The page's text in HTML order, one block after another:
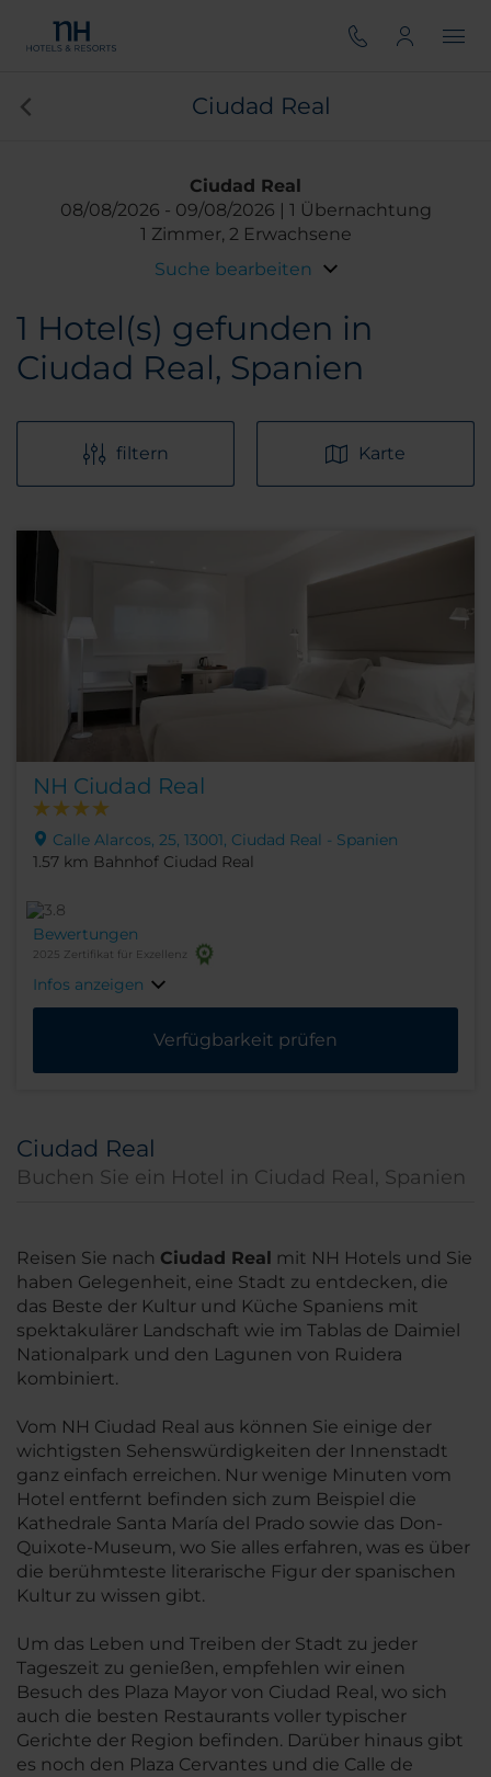
Ciudad Real
Ciudad Real
08/08/2026
09/08/2026
1 Übernachtung
1 Zimmer, 2 Erwachsene
Suche bearbeiten
1 Hotel(s) gefunden in
Ciudad Real, Spanien
filtern Karte
NH Ciudad Real
Calle Alarcos, 25, 13001, Ciudad Real - Spanien
1.57 km Bahnhof Ciudad Real
Bewertungen
2025 Zertifikat für Exzellenz
Infos anzeigen
Verfügbarkeit prüfen
Ciudad Real
Buchen Sie ein Hotel in Ciudad Real, Spanien
Reisen Sie nach Ciudad Real
mit NH Hotels und Sie
haben Gelegenheit, eine Stadt zu entdecken, die
das Beste der Kultur und Küche Spaniens mit
spektakulärer Landschaft wie im Tablas de Daimiel
Nationalpark und den Lagunen von Ruidera
kombiniert.
Vom NH Ciudad Real aus können Sie einige der
wichtigsten Sehenswürdigkeiten der Innenstadt
ganz einfach erreichen. Nur wenige Minuten vom
Hotel entfernt befinden sich zum Beispiel die
Kathedrale Santa María del Prado sowie das Don-
Quixote-Museum, wo Sie alles erfahren, was es über
die berühmteste literarische Figur der spanischen
Kultur zu wissen gibt.
Um das Leben und Treiben der Stadt zu jeder
Tageszeit zu genießen, empfehlen wir einen
Besuch des Plaza Mayor von Ciudad Real, wo sich
auch die besten Restaurants voller typischer
Gerichte der Region befinden. Darüber hinaus gibt
es noch den Plaza Cervantes und die Calle de